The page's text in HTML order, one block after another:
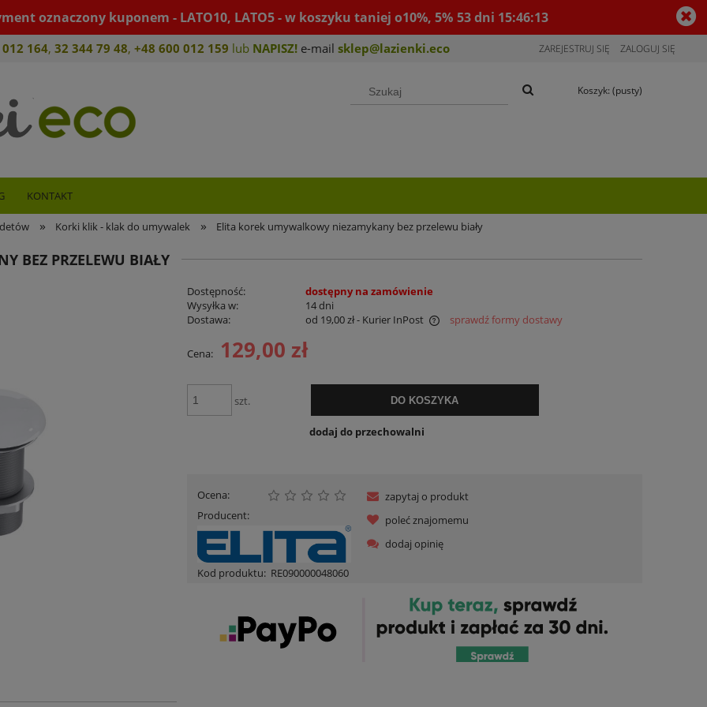
oznaczony kuponem - LATO10, LATO5 - w koszyku taniej o10%, 5% 53dni 15:46:13
164, 32 344 79 48, +48 600 012 159 lub NAPISZ! e-mail sklep@lazienki.eco ZAREJESTRUJ SIĘ ZALOGUJ SIĘ
Koszyk: (pusty)
KONTAKT
» Korki klik - klak do umywalek » Elita korek umywalkowy niezamykany bez przelewu biały
BEZ PRZELEWU BIAŁY
Dostępność:
dostępny na zamówienie
Wysyłka w:
14 dni
Dostawa:
od 19,00 zł- Kurier InPost
Cena nie zawiera ewentualnych kosztów
sprawdź formy dostawy
Cena: 129,00 zł
szt. DO KOSZYKA
dodaj do przechowalni
Ocena:
Producent:
Kod produktu: RE090000048060
zapytaj o produkt
poleć znajomemu
dodaj opinię